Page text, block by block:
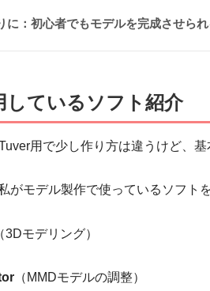
に：初心者でもモデルを完成させられ
しているソフト紹介
用で少し作り方は違うけど、基
がモデル製作で使っているソフト
（3Dモデリング）
（MMDモデルの調整）